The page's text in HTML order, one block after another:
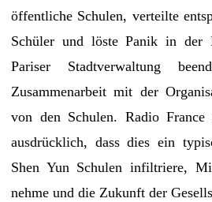
öffentliche Schulen, verteilte
Schüler und löste Panik in der
Pariser Stadtverwaltung
Zusammenarbeit mit der
von den Schulen. Radio France
ausdrücklich, dass dies ein
Shen Yun Schulen infiltriere,
nehme und die Zukunft der